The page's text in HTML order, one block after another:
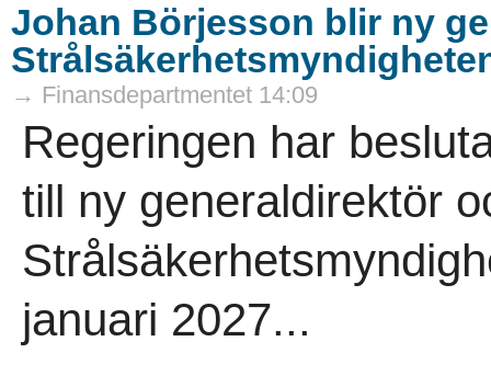
Johan Börjesson blir ny
→ Finansdepartmentet 14:09
Regeringen har
till ny generaldirektör
januari 2027...